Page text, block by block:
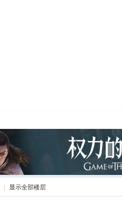
显示全部楼层